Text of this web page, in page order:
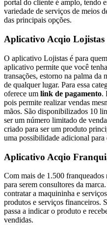
portal do cliente é amplo, tendo
variedade de serviços de meios
das principais opções.
Aplicativo Acqio Lojistas
O aplicativo Lojistas é para
aplicativo permite que você
transações, estorno na palma da
de qualquer lugar. Para essa
oferece um link de pagamento.
pois permite realizar vendas
mãos. São disponibilizados 10
ser um número limitado de
criado para ser um produto
uma possibilidade adicional
Aplicativo Acqio
Com mais de 1.500
para serem consultores da
contratar a maquininha e
produtos e serviços financeiros.
passa a indicar o produto e
vendidas.